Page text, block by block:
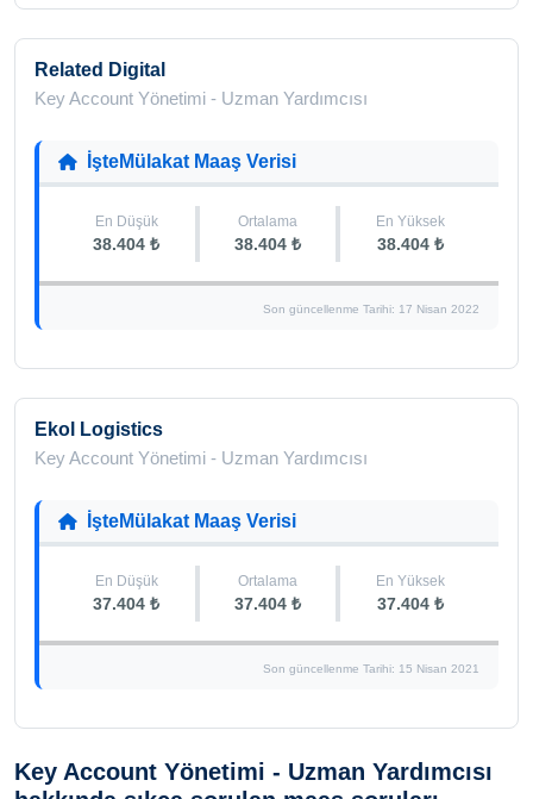
Related Digital
Key Account Yönetimi - Uzman Yardımcısı
İşteMülakat Maaş Verisi
En Düşük
38.404 ₺
Ortalama
38.404 ₺
En Yüksek
38.404 ₺
Son güncellenme Tarihi: 17 Nisan 2022
Ekol Logistics
Key Account Yönetimi - Uzman Yardımcısı
İşteMülakat Maaş Verisi
En Düşük
37.404 ₺
Ortalama
37.404 ₺
En Yüksek
37.404 ₺
Son güncellenme Tarihi: 15 Nisan 2021
Key Account Yönetimi - Uzman Yardımcısı